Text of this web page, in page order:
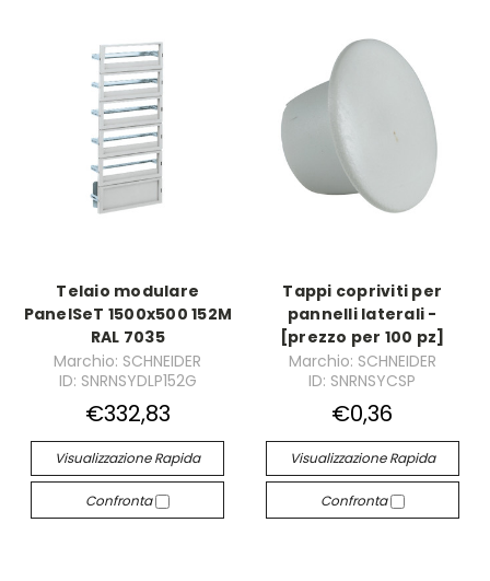
Telaio modulare
PanelSeT 1500x500 152M
RAL 7035
Marchio: SCHNEIDER
ID: SNRNSYDLP152G
€332,83
Visualizzazione Rapida
Confronta
Tappi copriviti per
pannelli laterali -
[prezzo per 100 pz]
Marchio: SCHNEIDER
ID: SNRNSYCSP
€0,36
Visualizzazione Rapida
Confronta